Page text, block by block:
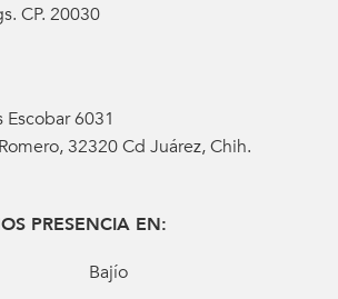
CP. 20030
6031
32320 Cd Juárez, Chih.
PRESENCIA EN:
Bajío